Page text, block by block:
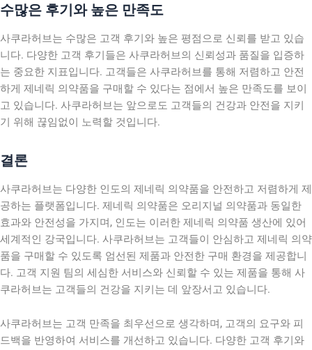
수많은 후기와 높은 만족도
사쿠라허브는 수많은 고객 후기와 높은 평점으로 신뢰를 받고 있습
니다. 다양한 고객 후기들은 사쿠라허브의 신뢰성과 품질을 입증하
는 중요한 지표입니다. 고객들은 사쿠라허브를 통해 저렴하고 안전
하게 제네릭 의약품을 구매할 수 있다는 점에서 높은 만족도를 보이
고 있습니다. 사쿠라허브는 앞으로도 고객들의 건강과 안전을 지키
기 위해 끊임없이 노력할 것입니다.
결론
사쿠라허브는 다양한 인도의 제네릭 의약품을 안전하고 저렴하게 제
공하는 플랫폼입니다. 제네릭 의약품은 오리지널 의약품과 동일한
효과와 안전성을 가지며, 인도는 이러한 제네릭 의약품 생산에 있어
세계적인 강국입니다. 사쿠라허브는 고객들이 안심하고 제네릭 의약
품을 구매할 수 있도록 엄선된 제품과 안전한 구매 환경을 제공합니
다. 고객 지원 팀의 세심한 서비스와 신뢰할 수 있는 제품을 통해 사
쿠라허브는 고객들의 건강을 지키는 데 앞장서고 있습니다.
사쿠라허브는 고객 만족을 최우선으로 생각하며, 고객의 요구와 피
드백을 반영하여 서비스를 개선하고 있습니다. 다양한 고객 후기와